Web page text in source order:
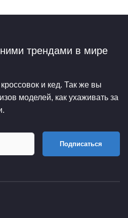
трендами в мире
и кед. Так же вы
моделей, как ухаживать за
Подписаться